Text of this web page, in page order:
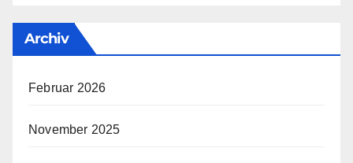
Archiv
Februar 2026
November 2025